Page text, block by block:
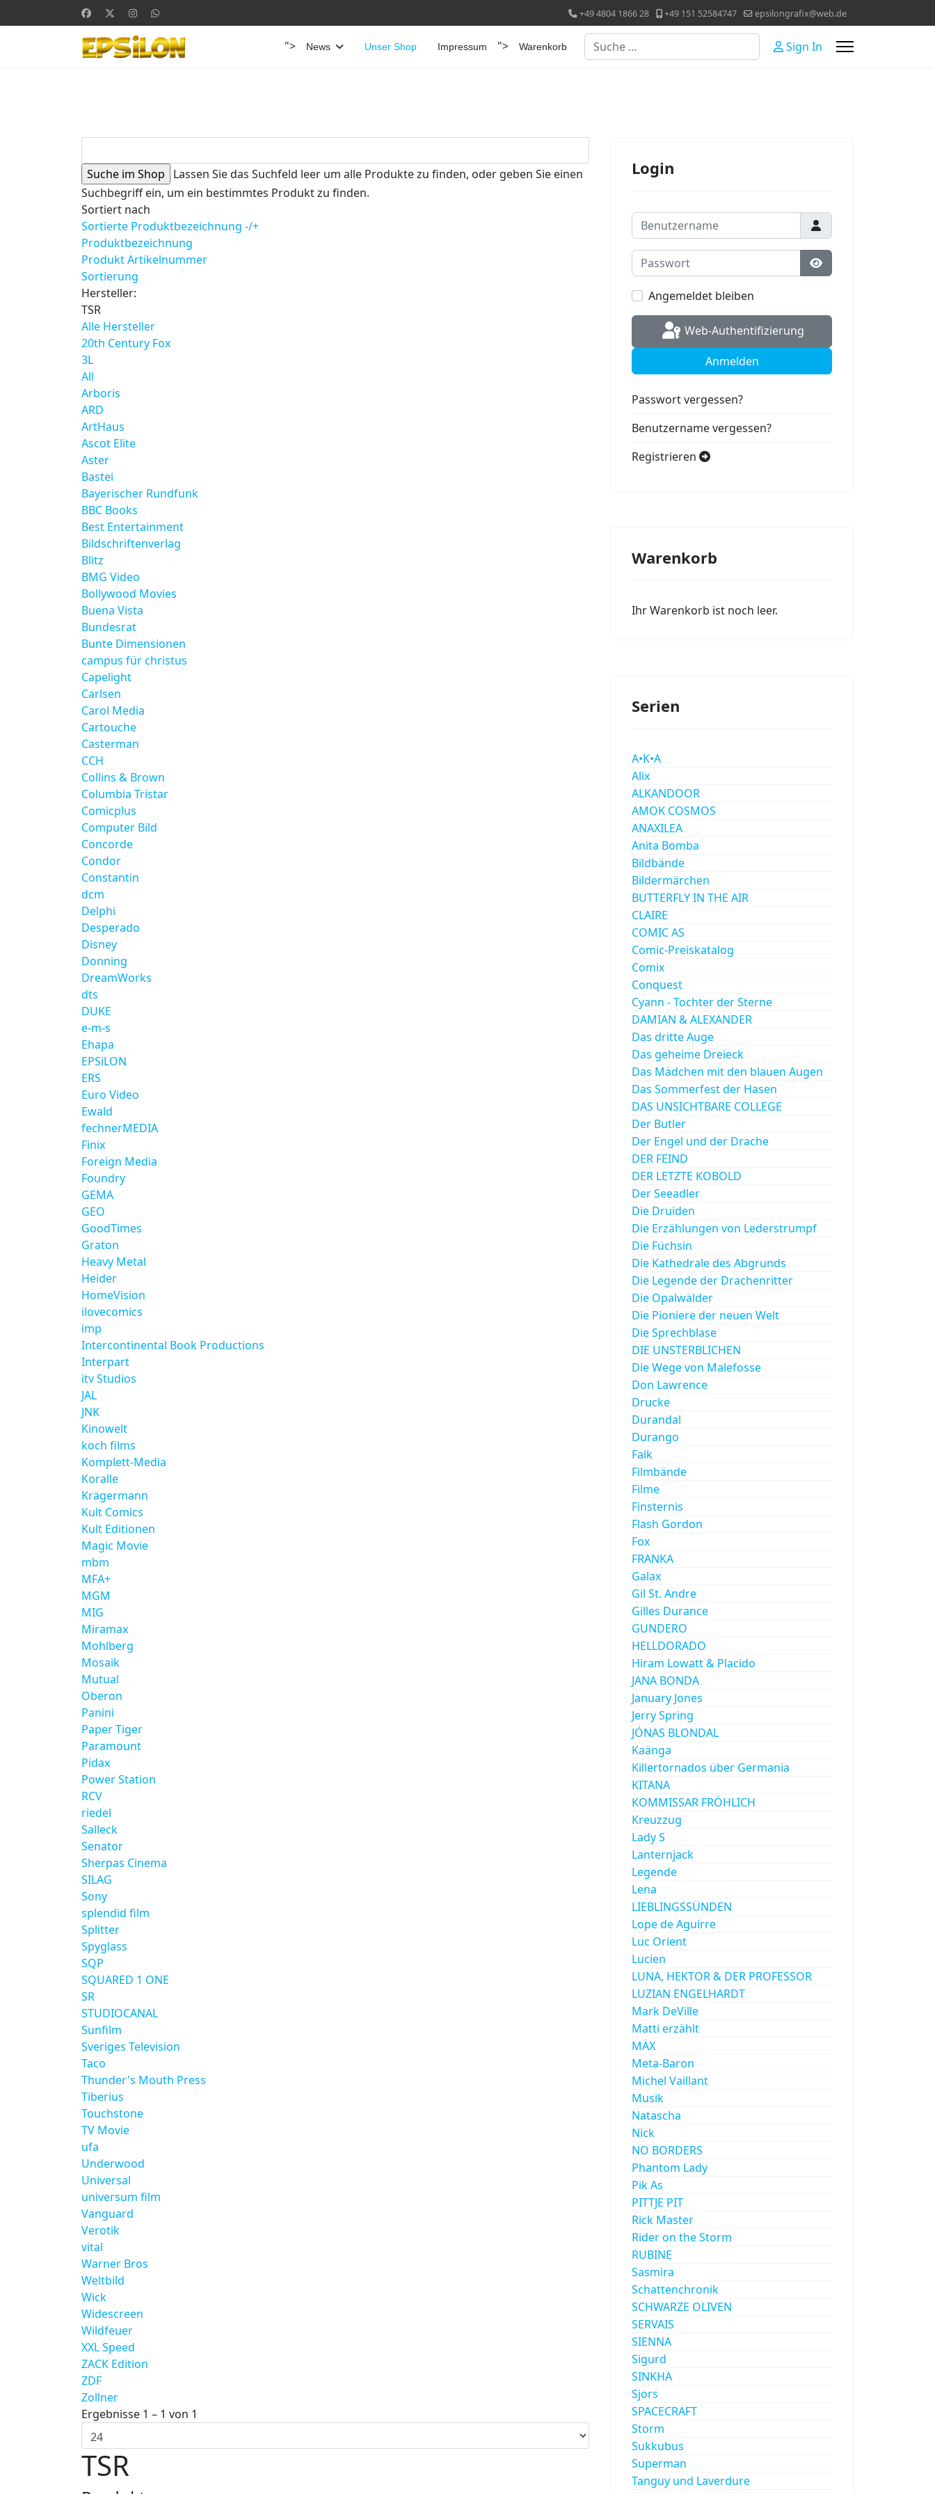
+49 4804 1866 28 +49 151 52584747 epsilongrafix@web.de
"> News Unser Shop Impressum "> Warenkorb Suchen Sign In
Lassen Sie das Suchfeld leer um alle Produkte zu finden, oder geben Sie einen
Suchbegriff ein, um ein bestimmtes Produkt zu finden.
Sortiert nach
Sortierte Produktbezeichnung -/+
Produktbezeichnung
Produkt Artikelnummer
Sortierung
Hersteller:
TSR
Alle Hersteller
20th Century Fox
3L
All
Arboris
ARD
ArtHaus
Ascot Elite
Aster
Bastei
Bayerischer Rundfunk
BBC Books
Best Entertainment
Bildschriftenverlag
Blitz
BMG Video
Bollywood Movies
Buena Vista
Bundesrat
Bunte Dimensionen
campus für christus
Capelight
Carlsen
Carol Media
Cartouche
Casterman
CCH
Collins & Brown
Columbia Tristar
Comicplus
Computer Bild
Concorde
Condor
Constantin
dcm
Delphi
Desperado
Disney
Donning
DreamWorks
dts
DUKE
e-m-s
Ehapa
EPSiLON
ERS
Euro Video
Ewald
fechnerMEDIA
Finix
Foreign Media
Foundry
GEMA
GEO
GoodTimes
Graton
Heavy Metal
Heider
HomeVision
ilovecomics
imp
Intercontinental Book Productions
Interpart
itv Studios
JAL
JNK
Kinowelt
koch films
Komplett-Media
Koralle
Krägermann
Kult Comics
Kult Editionen
Magic Movie
mbm
MFA+
MGM
MIG
Miramax
Mohlberg
Mosaik
Mutual
Oberon
Panini
Paper Tiger
Paramount
Pidax
Power Station
RCV
riedel
Salleck
Senator
Sherpas Cinema
SILAG
Sony
splendid film
Splitter
Spyglass
SQP
SQUARED 1 ONE
SR
STUDIOCANAL
Sunfilm
Sveriges Television
Taco
Thunder's Mouth Press
Tiberius
Touchstone
TV Movie
ufa
Underwood
Universal
universum film
Vanguard
Verotik
vital
Warner Bros
Weltbild
Wick
Widescreen
Wildfeuer
XXL Speed
ZACK Edition
ZDF
Zollner
Ergebnisse 1 – 1 von 1
TSR
Login
Benutzername
Passwort
Passwort anzeigen
Angemeldet bleiben
Web-Authentifizierung
Anmelden
Passwort vergessen?
Benutzername vergessen?
Registrieren
Warenkorb
Ihr Warenkorb ist noch leer.
Serien
A•K•A
Alix
ALKANDOOR
AMOK COSMOS
ANAXILEA
Anita Bomba
Bildbände
Bildermärchen
BUTTERFLY IN THE AIR
CLAIRE
COMIC AS
Comic-Preiskatalog
Comix
Conquest
Cyann - Tochter der Sterne
DAMIAN & ALEXANDER
Das dritte Auge
Das geheime Dreieck
Das Mädchen mit den blauen Augen
Das Sommerfest der Hasen
DAS UNSICHTBARE COLLEGE
Der Butler
Der Engel und der Drache
DER FEIND
DER LETZTE KOBOLD
Der Seeadler
Die Druiden
Die Erzählungen von Lederstrumpf
Die Füchsin
Die Kathedrale des Abgrunds
Die Legende der Drachenritter
Die Opalwälder
Die Pioniere der neuen Welt
Die Sprechblase
DIE UNSTERBLICHEN
Die Wege von Malefosse
Don Lawrence
Drucke
Durandal
Durango
Falk
Filmbände
Filme
Finsternis
Flash Gordon
Fox
FRANKA
Galax
Gil St. Andre
Gilles Durance
GUNDERO
HELLDORADO
Hiram Lowatt & Placido
JANA BONDA
January Jones
Jerry Spring
JÓNAS BLONDAL
Kaänga
Killertornados über Germania
KITANA
KOMMISSAR FRÖHLICH
Kreuzzug
Lady S
Lanternjack
Legende
Lena
LIEBLINGSSÜNDEN
Lope de Aguirre
Luc Orient
Lucien
LUNA, HEKTOR & DER PROFESSOR
LUZIAN ENGELHARDT
Mark DeVille
Matti erzählt
MÄX
Meta-Baron
Michel Vaillant
Musik
Natascha
Nick
NO BORDERS
Phantom Lady
Pik As
PITTJE PIT
Rick Master
Rider on the Storm
RUBINE
Sasmira
Schattenchronik
SCHWARZE OLIVEN
SERVAIS
SIENNA
Sigurd
SINKHA
Sjors
SPACECRAFT
Storm
Sukkubus
Superman
Tanguy und Laverdure